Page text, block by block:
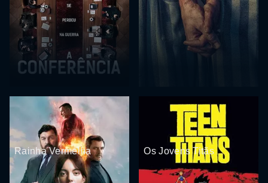
Rainha Vermelha Os Jovens Titãs